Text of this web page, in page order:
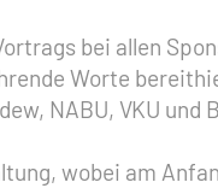
bei allen
Worte
NABU, VKU
wobei am